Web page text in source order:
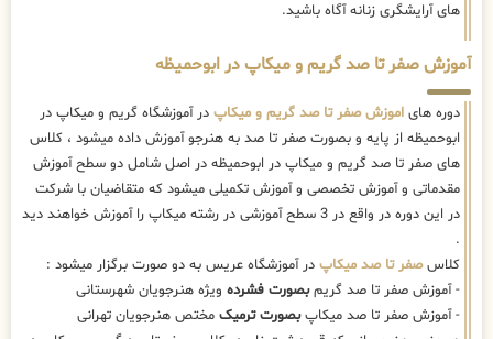
های آرایشگری زنانه آگاه باشید.
آموزش صفر تا صد گریم و میکاپ در ابوحمیظه
دوره های اموزش صفر تا صد گریم و میکاپ در آموزشگاه گریم و میکاپ در
ابوحمیظه از پایه و بصورت صفر تا صد به هنرجو آموزش داده میشود ، کلاس
های صفر تا صد گریم و میکاپ در ابوحمیظه در اصل شامل دو سطح آموزش
مقدماتی و آموزش تخصصی و آموزش تکمیلی میشود که متقاضیان با شرکت
در این دوره در واقع در 3 سطح آموزشی در رشته میکاپ را آموزش خواهند دید
.
کلاسصفر تا صد میکاپ در آموزشگاه عریس به دو صورت برگزار میشود :
- آموزش صفر تا صد گریمبصورت فشرده ویژه هنرجویان شهرستانی
- آموزش صفر تا صد میکاپبصورت ترمیک مختص هنرجویان تهرانی